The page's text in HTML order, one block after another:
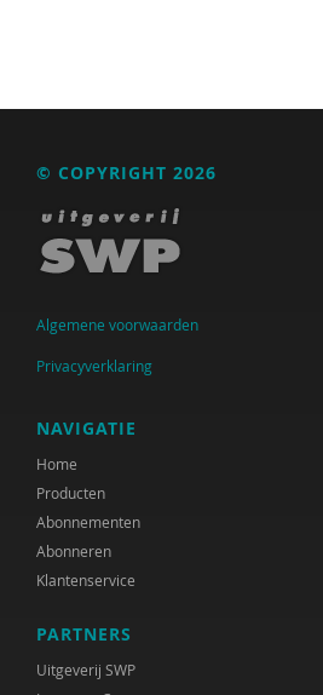
Raad voor Volksgezondheid &
Ramirelsyla Eloise
Regioplan
Sonja
United Nations Office for
World Health Organization
René .C. Hoksbergen
© COPYRIGHT 2026
Algemene voorwaarden
Privacyverklaring
NAVIGATIE
Home
Producten
Abonnementen
Abonneren
Klantenservice
PARTNERS
Uitgeverij SWP